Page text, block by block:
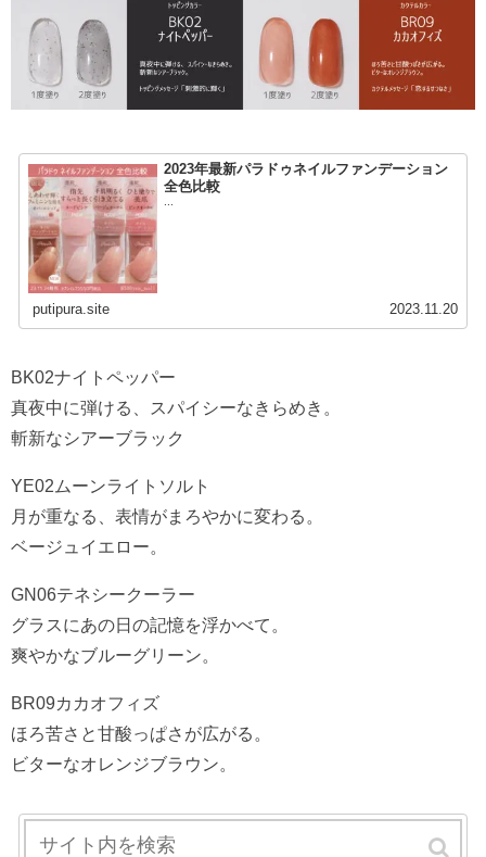
2023年最新パラドゥネイルファンデーション
全色比較
putipura.site 2023.11.20
BK02ナイトペッパー
真夜中に弾ける、スパイシーなきらめき。
斬新なシアーブラック
YE02ムーンライトソルト
月が重なる、表情がまろやかに変わる。
ベージュイエロー。
GN06テネシークーラー
グラスにあの日の記憶を浮かべて。
爽やかなブルーグリーン。
BR09カカオフィズ
ほろ苦さと甘酸っぱさが広がる。
ビターなオレンジブラウン。
新オススメネイルグッズ